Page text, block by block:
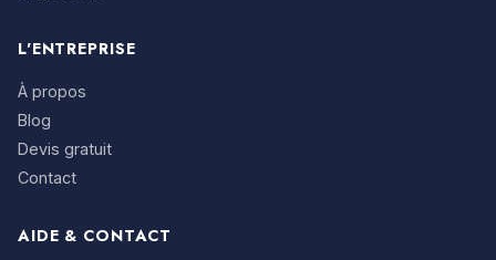
L'ENTREPRISE
À propos
Blog
Devis gratuit
Contact
AIDE & CONTACT